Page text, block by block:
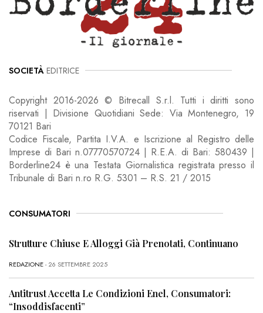
SOCIETÀ EDITRICE
Copyright 2016-2026 © Bitrecall S.r.l. Tutti i diritti sono
riservati | Divisione Quotidiani Sede: Via Montenegro, 19
70121 Bari
Codice Fiscale, Partita I.V.A. e Iscrizione al Registro delle
Imprese di Bari n.07770570724 | R.E.A. di Bari: 580439 |
Borderline24 è una Testata Giornalistica registrata presso il
Tribunale di Bari n.ro R.G. 5301 – R.S. 21 / 2015
CONSUMATORI
Strutture Chiuse E Alloggi Già Prenotati, Continuano
REDAZIONE- 26 SETTEMBRE 2025
Antitrust Accetta Le Condizioni Enel, Consumatori:
“Insoddisfacenti”